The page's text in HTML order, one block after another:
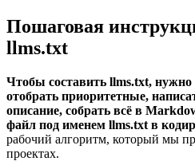
Пошаговая
llms.txt
Чтобы составить llms.txt, нужно
отобрать приоритетные,
описание, собрать всё в
файл под именем llms.txt в
рабочий алгоритм, который мы
проектах.